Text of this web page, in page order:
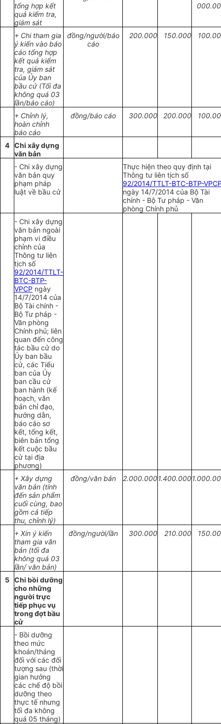
tổng hợp kết
quả kiểm tra,
giám sát
+ Chi tham gia
ý kiến vào báo
cáo tổng hợp
kết quả kiểm
tra, giám sát
của Ủy ban
bầu cử (Tối đa
không quá 03
lần/báo cáo)
đồng/người/báo
cáo
200.000 150.000 1
+ Chỉnh lý,
hoàn chỉnh
báo cáo
đồng/báo cáo 300.000 200.000
4 Chi xây dựng
văn bản
- Chi xây dựng
văn bản quy
phạm pháp
luật về bầu cử
Thực hiện theo quy định tại
Thông tư liên tịch số
92/2014/TTLT-BTC-BTP-
ngày 14/7/2014 của Bộ Tài
chính - Bộ Tư pháp - Văn
phòng Chính phủ
- Chi xây dựng
văn bản ngoài
phạm vi điều
chỉnh của
Thông tư liên
tịch số
92/2014/TTLT-
BTC-BTP-
VPCP ngày
14/7/2014 của
Bộ Tài chính -
Bộ Tư pháp -
Văn phòng
Chính phủ; liên
quan đến công
tác bầu cử do
Ủy ban bầu
cử, các Tiểu
ban của Ủy
ban cầu cử
ban hành (kế
hoạch, văn
bản chỉ đạo,
hướng dẫn,
báo cáo sơ
kết, tổng kết,
biên bản tổng
kết cuộc bầu
cử tại địa
phương)
+ Xây dựng
văn bản (tính
đến sản phẩm
cuối cùng, bao
gồm cả tiếp
thu, chỉnh lý)
đồng/văn bản 2.000.0001.400.0001.
+ Xin ý kiến
tham gia văn
bản (tối đa
không quá 03
lần/ văn bản)
đồng/người/lần 300.000 210.000 150.
5 Chi bồi dưỡng
cho những
người trực
tiếp phục vụ
trong đợt bầu
cử
- Bồi dưỡng
theo mức
khoán/tháng
đối với các đối
tượng sau (thời
gian hưởng
các chế độ bồi
dưỡng theo
thực tế nhưng
tối đa không
quá 05 tháng)